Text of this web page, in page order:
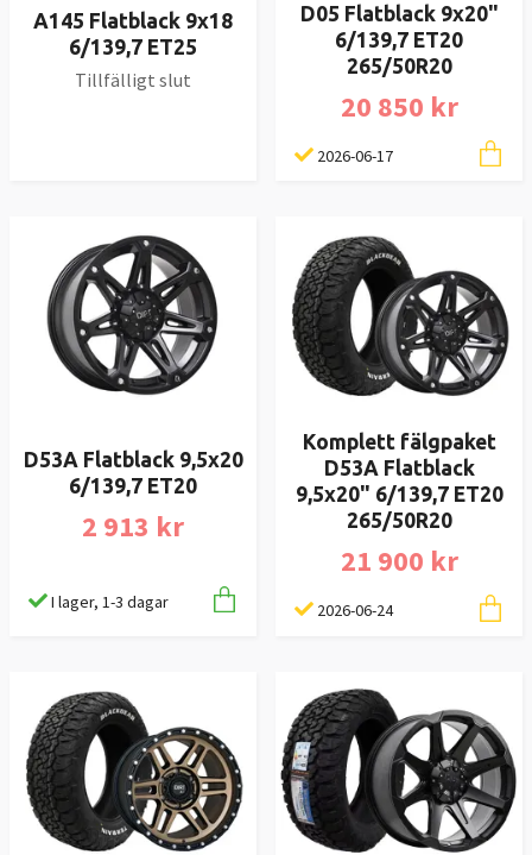
A145 Flatblack 9x18
6/139,7 ET25
Tillfälligt slut
D05 Flatblack 9x20"
6/139,7 ET20
265/50R20
20 850 kr
2026-06-17
D53A Flatblack 9,5x20
6/139,7 ET20
2 913 kr
I lager, 1-3 dagar
Komplett fälgpaket
D53A Flatblack
9,5x20" 6/139,7 ET20
265/50R20
21 900 kr
2026-06-24